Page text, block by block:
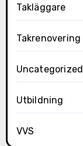
Takläggare
Takrenovering
Uncategorized
Utbildning
VVS